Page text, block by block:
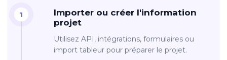
Importer ou créer l'information
projet
Utilisez API, intégrations, formulaires ou
import tableur pour préparer le projet.